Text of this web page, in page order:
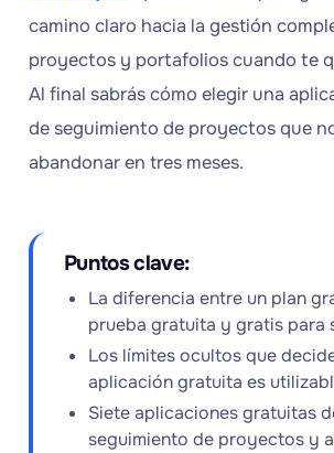
camino claro hacia la gestión
proyectos y portafolios cuando te
Al final sabrás cómo elegir una
de seguimiento de proyectos que
abandonar en tres meses.
Puntos clave:
La diferencia entre un plan
prueba gratuita y gratis para
Los límites ocultos que
aplicación gratuita es
Siete aplicaciones gratuitas
seguimiento de proyectos y